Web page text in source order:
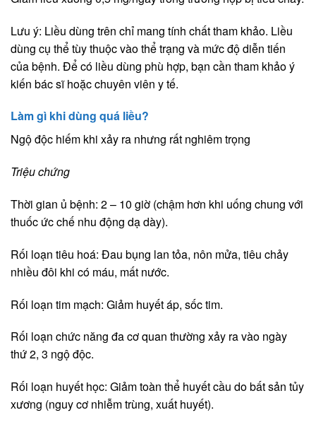
Lưu ý: Liều dùng trên chỉ mang tính chất tham khảo. Liều
dùng cụ thể tùy thuộc vào thể trạng và mức độ diễn tiến
của bệnh. Để có liều dùng phù hợp, bạn cần tham khảo ý
kiến bác sĩ hoặc chuyên viên y tế.
Làm gì khi dùng quá liều?
Ngộ độc hiếm khi xảy ra nhưng rất nghiêm trọng
Triệu chứng
Thời gian ủ bệnh: 2 – 10 giờ (chậm hơn khi uống chung với
thuốc ức chế nhu động dạ dày).
Rối loạn tiêu hoá: Đau bụng lan tỏa, nôn mửa, tiêu chảy
nhiều đôi khi có máu, mất nước.
Rối loạn tim mạch: Giảm huyết áp, sốc tim.
Rối loạn chức năng đa cơ quan thường xảy ra vào ngày
thứ 2, 3 ngộ độc.
Rối loạn huyết học: Giảm toàn thể huyết cầu do bất sản tủy
xương (nguy cơ nhiễm trùng, xuất huyết).